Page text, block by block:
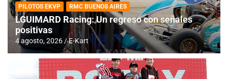
PILOTOS EKVP RMC BUENOS AIRES
LGUIMARD Racing: Un regreso con señales
positivas
4 agosto, 2026 E-Kart